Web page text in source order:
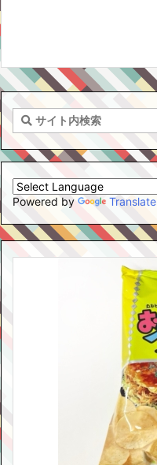
Powered by Translate